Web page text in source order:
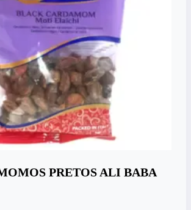
PRETOS ALI BABA